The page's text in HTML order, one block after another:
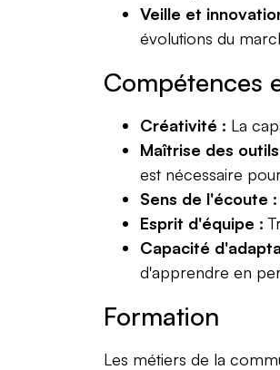
Veille et
évolutions du
Compétences
Créativité : La
Maîtrise des
est nécessaire
Sens de l'écoute :
Esprit d'équipe :
Capacité
d'apprendre en
Formation
Les métiers de la